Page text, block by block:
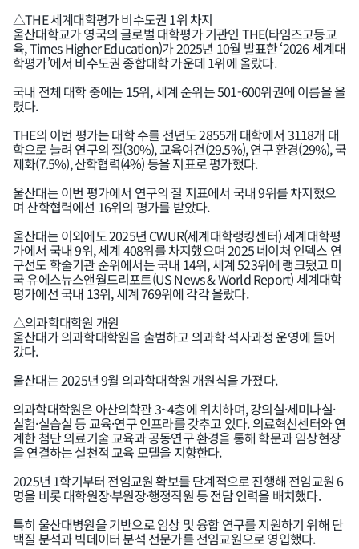
△THE 세계대학평가 비수도권 1위 차지
울산대학교가 영국의 글로벌 대학평가 기관인 THE(타임즈고등교
육, Times Higher Education)가 2025년 10월 발표한 ‘2026 세계대
학평가’에서 비수도권 종합대학 가운데 1위에 올랐다.
국내 전체 대학 중에는 15위, 세계 순위는 501-600위권에 이름을 올
렸다.
THE의 이번 평가는 대학 수를 전년도 2855개 대학에서 3118개 대
학으로 늘려 연구의 질(30%), 교육여건(29.5%), 연구 환경(29%), 국
제화(7.5%), 산학협력(4%) 등을 지표로 평가했다.
울산대는 이번 평가에서 연구의 질 지표에서 국내 9위를 차지했으
며 산학협력에선 16위의 평가를 받았다.
울산대는 이외에도 2025년 CWUR(세계대학랭킹센터) 세계대학평
가에서 국내 9위, 세계 408위를 차지했으며 2025 네이처 인덱스 연
구선도 학술기관 순위에서는 국내 14위, 세계 523위에 랭크됐고 미
국 유에스뉴스앤월드리포트(US News & World Report) 세계대학
평가에선 국내 13위, 세계 769위에 각각 올랐다.
△의과학대학원 개원
울산대가 의과학대학원을 출범하고 의과학 석사과정 운영에 들어
갔다.
울산대는 2025년 9월 의과학대학원 개원식을 가졌다.
의과학대학원은 아산의학관 3~4층에 위치하며, 강의실·세미나실·
실험·실습실 등 교육·연구 인프라를 갖추고 있다. 의료혁신센터와 연
계한 첨단 의료기술 교육과 공동연구 환경을 통해 학문과 임상현장
을 연결하는 실천적 교육 모델을 지향한다.
2025년 1학기부터 전임교원 확보를 단계적으로 진행해 전임교원 6
명을 비롯 대학원장·부원장·행정직원 등 전담 인력을 배치했다.
특히 울산대병원을 기반으로 임상 및 융합 연구를 지원하기 위해 단
백질 분석과 빅데이터 분석 전문가를 전임교원으로 영입했다.